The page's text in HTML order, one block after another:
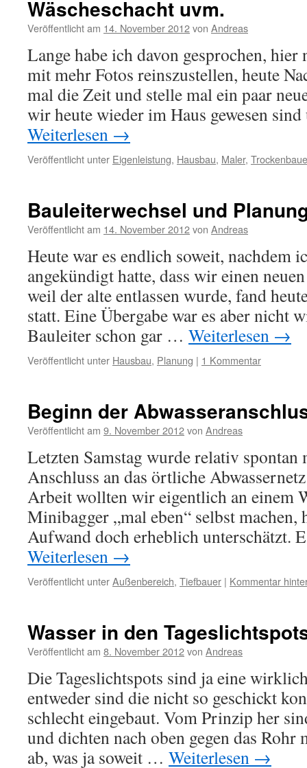
Wäscheschacht uvm.
Veröffentlicht am 14. November 2012von Andreas
Lange habe ich davon gesprochen,
mit mehr Fotos reinszustellen, heute
mal die Zeit und stelle mal ein paar
wir heute wieder im Haus gewesen
Weiterlesen →
Veröffentlicht unter Eigenleistung, Hausbau, Maler,
Bauleiterwechsel und
Veröffentlicht am 14. November 2012von Andreas
Heute war es endlich soweit, nachdem
angekündigt hatte, dass wir einen
weil der alte entlassen wurde, fand
statt. Eine Übergabe war es aber nicht
Bauleiter schon gar … Weiterlesen →
Veröffentlicht unter Hausbau, Planung | 1 Kommentar
Beginn der
Veröffentlicht am 9. November 2012von Andreas
Letzten Samstag wurde relativ
Anschluss an das örtliche
Arbeit wollten wir eigentlich an einem
Minibagger „mal eben“ selbst machen,
Aufwand doch erheblich unterschätzt.
Weiterlesen →
Veröffentlicht unterAußenbereich, Tiefbauer | Kommentar
Wasser in den
Veröffentlicht am 8. November 2012von Andreas
Die Tageslichtspots sind ja eine
entweder sind die nicht so geschickt
schlecht eingebaut. Vom Prinzip her
und dichten nach oben gegen das
ab, was ja soweit … Weiterlesen →